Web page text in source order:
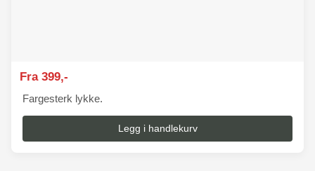
Fra 399,-
Fargesterk lykke.
Legg i handlekurv